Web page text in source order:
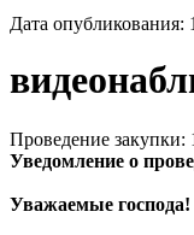
Дата опубликования:
Проведение закупки:
Уведомление о
Уважаемые господа!